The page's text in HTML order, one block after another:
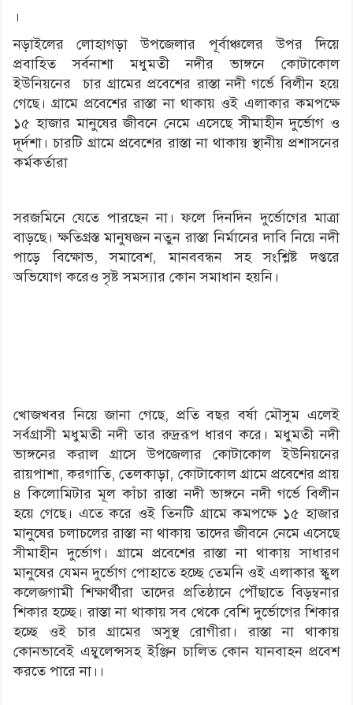
।
নড়াইলের লোহাগড়া উপজেলার পূর্বাঞ্চলের উপর দিয়ে
প্রবাহিত সর্বনাশা মধুমতী নদীর ভাঙ্গনে কোটাকোল
ইউনিয়নের চার গ্রামের প্রবেশের রাস্তা নদী গর্ভে বিলীন হয়ে
গেছে। গ্রামে প্রবেশের রাস্তা না থাকায় ওই এলাকার কমপক্ষে
১৫ হাজার মানুষের জীবনে নেমে এসেছে সীমাহীন দুর্ভোগ ও
দূর্দশা। চারটি গ্রামে প্রবেশের রাস্তা না থাকায় স্থানীয় প্রশাসনের
কর্মকর্তারা
সরজমিনে যেতে পারছেন না। ফলে দিনদিন দুর্ভোগের মাত্রা
বাড়ছে। ক্ষতিগ্রস্ত মানুষজন নতুন রাস্তা নির্মানের দাবি নিয়ে নদী
পাড়ে বিক্ষোভ, সমাবেশ, মানববন্ধন সহ সংশ্লিষ্ট দপ্তরে
অভিযোগ করেও সৃষ্ট সমস্যার কোন সমাধান হয়নি।
খোজখবর নিয়ে জানা গেছে, প্রতি বছর বর্ষা মৌসুম এলেই
সর্বগ্রাসী মধুমতী নদী তার রুদ্ররূপ ধারণ করে। মধুমতী নদী
ভাঙ্গনের করাল গ্রাসে উপজেলার কোটাকোল ইউনিয়নের
রায়পাশা, করগাতি, তেলকাড়া, কোটাকোল গ্রামে প্রবেশের প্রায়
৪ কিলোমিটার মূল কাঁচা রাস্তা নদী ভাঙ্গনে নদী গর্ভে বিলীন
হয়ে গেছে। এতে করে ওই তিনটি গ্রামে কমপক্ষে ১৫ হাজার
মানুষের চলাচলের রাস্তা না থাকায় তাদের জীবনে নেমে এসেছে
সীমাহীন দুর্ভোগ। গ্রামে প্রবেশের রাস্তা না থাকায় সাধারণ
মানুষের যেমন দুর্ভোগ পোহাতে হচ্ছে তেমনি ওই এলাকার স্কুল
কলেজগামী শিক্ষার্থীরা তাদের প্রতিষ্ঠানে পৌঁছাতে বিড়ম্বনার
শিকার হচ্ছে। রাস্তা না থাকায় সব থেকে বেশি দুর্ভোগের শিকার
হচ্ছে ওই চার গ্রামের অসুস্থ রোগীরা। রাস্তা না থাকায়
কোনভাবেই এম্বুলেন্সসহ ইঞ্জিন চালিত কোন যানবাহন প্রবেশ
করতে পারে না।।